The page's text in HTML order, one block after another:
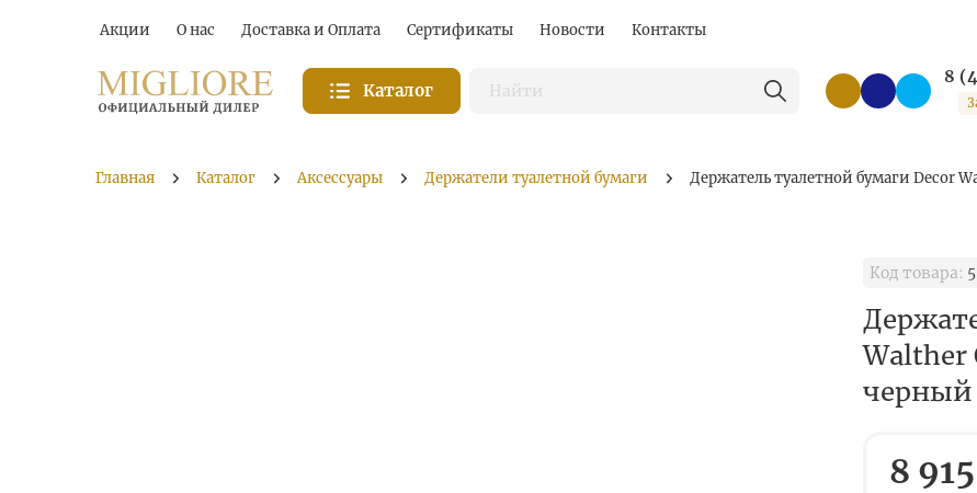
Акции О нас Доставка и Оплата Сертификаты Новости Контакты
Каталог
8
Главная Каталог Аксессуары Держатели туалетной бумаги Держатель туалетной бумаги Decor
Код товара:
Walther
8